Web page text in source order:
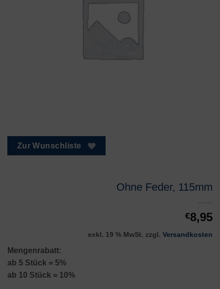
Zur Wunschliste
Ohne Feder, 115mm
€8,95
exkl. 19 % MwSt. zzgl. Versandkosten
Mengenrabatt:
ab 5 Stück = 5%
ab 10 Stück = 10%